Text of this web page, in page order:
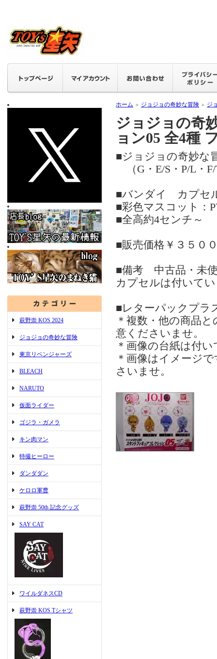
萩野崇 KOS 2024
ジョジョの奇妙な冒険
東京リベンジャーズ
BLEACH
NARUTO
仮面ライダー
ゴジラ・ガメラ
キン肉マン
特撮ヒーロー
ダンダダン
ケロロ軍曹
萩野崇 50th 記念グッズ
SAY CAT
ワイルダネスCD
萩野崇 KOS Tシャツ
ホーム ＞ ジョジョの奇妙な冒険 ＞ ジ
ジョジョの奇
ョン05 全4種
■ジョジョの奇妙な
（G・E/S・P/L・
■バンダイ カプ
■彩色マスコット：
■全高約4センチ～
■販売価格￥３５０
■備考 中古品・未
カプセルは付いて
■レターパックプラ
＊複数・他の商品
意くださいませ。
＊画像の台紙は付
＊画像はイメージ
さいませ。